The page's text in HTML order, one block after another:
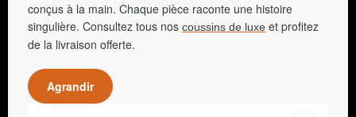
conçus à la main. Chaque pièce raconte une histoire
singulière. Consultez tous nos coussins de luxe et profitez
de la livraison offerte.
Agrandir